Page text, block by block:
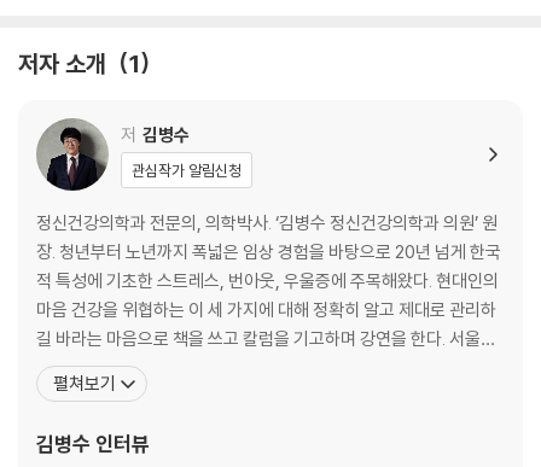
불안증의 원인, 재앙화 사고방식
나를 함부로 규정짓는 사람들
직장 내 정치 싸움 대처법
위로 대신 조언만 늘어놓는 사람의 심리
감정노동에 지친 당신에게
‘귀찮아’의 숨은 의미
결정 장애인가, 결정 피로인가
스트레스성 폭식주의보
걱정과 새로운 관계 맺기
다중 인격의 멘탈은 건강하다
은퇴 증후군 극복하기
행복한 기억의 힘
저자 소개 1
저 김병수
관심작가 알림신청
정신건강의학과 전문의, 의학박사. ‘김병수 정신건강의학과 의원’ 원
장. 청년부터 노년까지 폭넓은 임상 경험을 바탕으로 20년 넘게 한국
적 특성에 기초한 스트레스, 번아웃, 우울증에 주목해왔다. 현대인의
마음 건강을 위협하는 이 세 가지에 대해 정확히 알고 제대로 관리하
길 바라는 마음으로 책을 쓰고 칼럼을 기고하며 강연을 한다. 서울아
산병원 정신건강의학과에서 임상교수로 근무했고 같은 병원 건강증
진센터의 스트레스 클리닉에서 진료했으며 대한우울조울병학회, 한
다. 현재 서울 교대역 사거리 작은 의원에서 내담자들에게 현실적이
펼쳐보기
김병수 인터뷰